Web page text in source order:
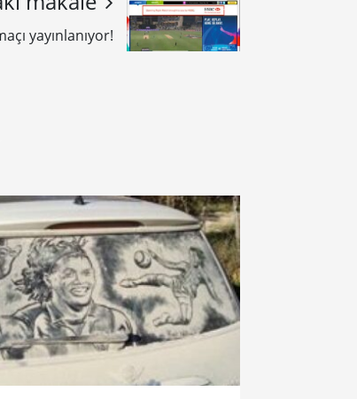
yayınlanıyor!